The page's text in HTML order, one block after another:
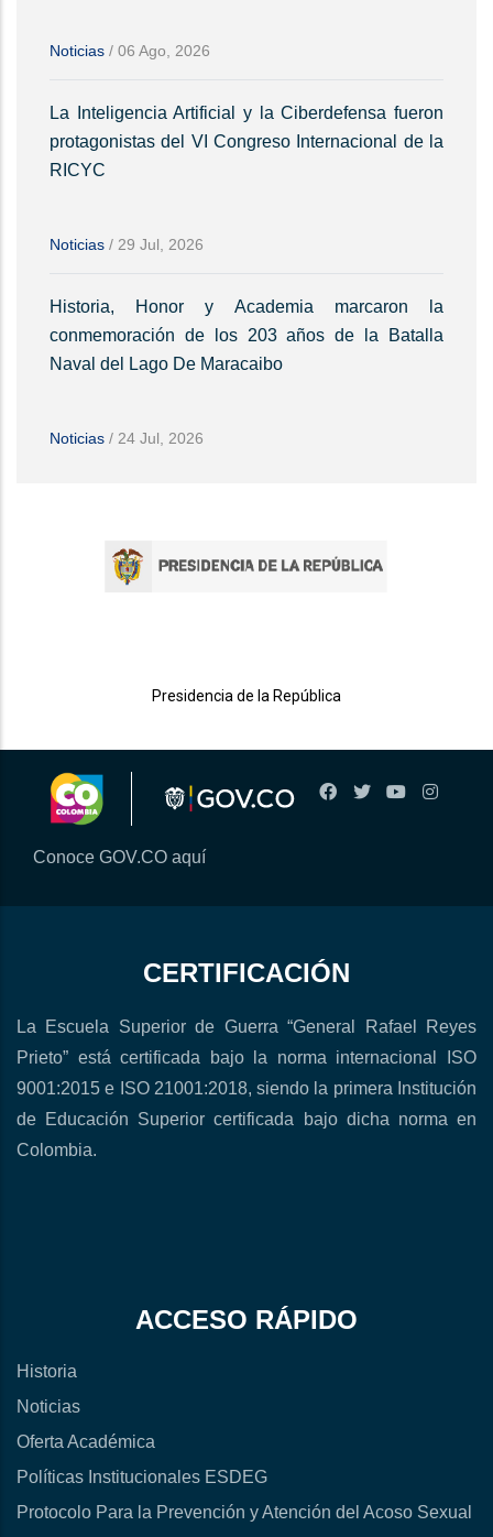
Noticias / 06 Ago, 2026
La Inteligencia Artificial y la Ciberdefensa fueron
protagonistas del VI Congreso Internacional de la
RICYC
Noticias / 29 Jul, 2026
Historia, Honor y Academia marcaron la
conmemoración de los 203 años de la Batalla
Naval del Lago De Maracaibo
Noticias / 24 Jul, 2026
Presidencia de la República
Conoce GOV.CO aquí
CERTIFICACIÓN
La Escuela Superior de Guerra “General Rafael Reyes
Prieto” está certificada bajo la norma internacional ISO
9001:2015 e ISO 21001:2018, siendo la primera Institución
de Educación Superior certificada bajo dicha norma en
Colombia.
ACCESO RÁPIDO
Historia
Noticias
Oferta Académica
Políticas Institucionales ESDEG
Protocolo Para la Prevención y Atención del Acoso Sexual